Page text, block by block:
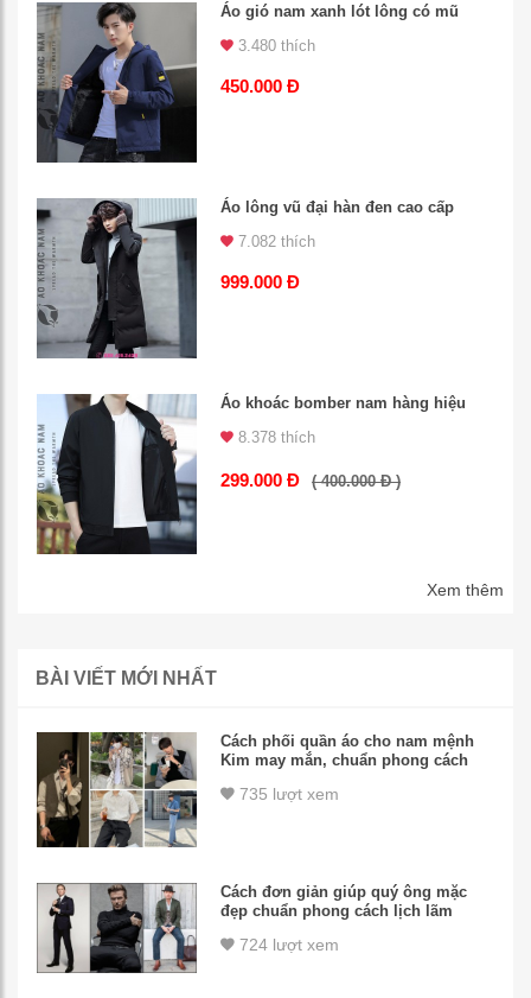
Áo gió nam xanh lót lông có mũ
3.480 thích
450.000 Đ
Áo lông vũ đại hàn đen cao cấp
7.082 thích
999.000 Đ
Áo khoác bomber nam hàng hiệu
8.378 thích
299.000 Đ ( 400.000 Đ )
Xem thêm
BÀI VIẾT MỚI NHẤT
Cách phối quần áo cho nam mệnh
Kim may mắn, chuẩn phong cách
735 lượt xem
Cách đơn giản giúp quý ông mặc
đẹp chuẩn phong cách lịch lãm
724 lượt xem